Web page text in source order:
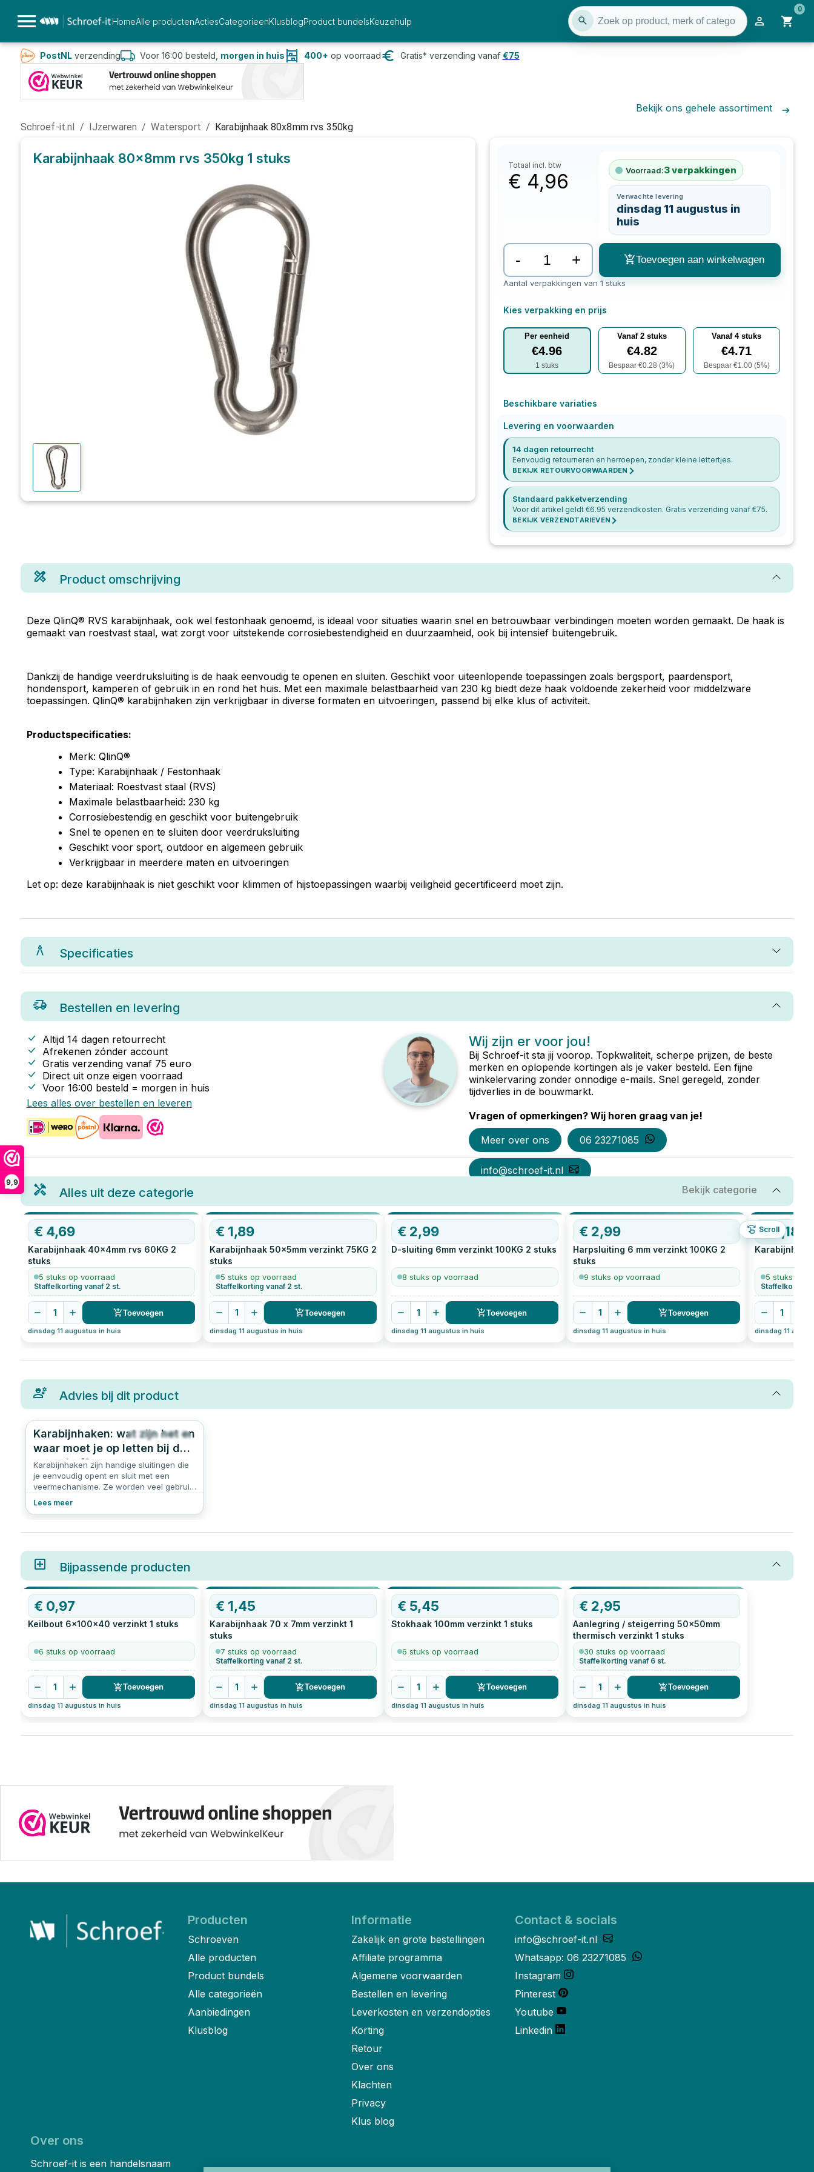
9,9
HomeAlle productenActiesCategorieenKlusblogProduct bundelsKeuzehulp
0
PostNLverzending Voor 16:00 besteld, morgen in huis 400+ op voorraad Gratis* verzending vanaf €75
Bekijk ons gehele assortiment
Schroef-it.nl / IJzerwaren / Watersport / Karabijnhaak 80x8mm rvs 350kg
Karabijnhaak 80x8mm rvs 350kg 1 stuks Totaal incl. btw
€ 4,96 Voorraad:3verpakkingen
Verwachte levering
dinsdag 11 augustus in
huis
- + Toevoegen aan winkelwagen
Aantal verpakkingen van 1 stuks
Kies verpakking en prijs
Per eenheid
€4.96
1 stuks
Vanaf 2stuks
€4.82
Bespaar €0.28 (3%)
Vanaf4stuks
€4.71
Bespaar €1.00(5%)
Beschikbare variaties
Levering en voorwaarden
14 dagen retourrecht
Eenvoudig retourneren en herroepen, zonder kleine lettertjes.
BEKIJK RETOURVOORWAARDEN
Standaard pakketverzending
Voor dit artikel geldt €6.95 verzendkosten. Gratis verzending vanaf €75.
BEKIJK VERZENDTARIEVEN
Product omschrijving
Deze QlinQ® RVS karabijnhaak, ook wel festonhaak genoemd, is ideaal voor situaties waarin snel en betrouwbaar verbindingen moeten worden gemaakt. De haak is
gemaakt van roestvast staal, wat zorgt voor uitstekende corrosiebestendigheid en duurzaamheid, ook bij intensief buitengebruik.
Dankzij de handige veerdruksluiting is de haak eenvoudig te openen en sluiten. Geschikt voor uiteenlopende toepassingen zoals bergsport, paardensport,
hondensport, kamperen of gebruik in en rond het huis. Met een maximale belastbaarheid van 230 kg biedt deze haak voldoende zekerheid voor middelzware
toepassingen. QlinQ® karabijnhaken zijn verkrijgbaar in diverse formaten en uitvoeringen, passend bij elke klus of activiteit.
Productspecificaties:
Merk: QlinQ®
Type: Karabijnhaak / Festonhaak
Materiaal: Roestvast staal (RVS)
Maximale belastbaarheid: 230 kg
Corrosiebestendig en geschikt voor buitengebruik
Snel te openen en te sluiten door veerdruksluiting
Geschikt voor sport, outdoor en algemeen gebruik
Verkrijgbaar in meerdere maten en uitvoeringen
Let op: deze karabijnhaak is niet geschikt voor klimmen of hijstoepassingen waarbij veiligheid gecertificeerd moet zijn.
Specificaties
Bestellen en levering
Altijd 14 dagen retourrecht
Afrekenen zónder account
Gratis verzending vanaf 75 euro
Direct uit onze eigen voorraad
Voor 16:00 besteld = morgen in huis
Lees alles over bestellen en leveren
Wij zijn er voor jou!
Bij Schroef-it sta jij voorop. Topkwaliteit, scherpe prijzen, de beste
merken en oplopende kortingen als je vaker besteld. Een fijne
winkelervaring zonder onnodige e-mails. Snel geregeld, zonder
tijdverlies in de bouwmarkt.
Vragen of opmerkingen? Wij horen graag van je!
Meer over ons
06 23271085
info@schroef-it.nl
Alles uit deze categorie Bekijk categorie
Scroll
€ 4,69
Karabijnhaak 40x4mm rvs 60KG 2
stuks
5 stuks op voorraad
Staffelkorting vanaf 2 st.
1 Toevoegen
dinsdag 11 augustus in huis
€ 1,89
Karabijnhaak 50x5mm verzinkt 75KG 2
stuks
5 stuks op voorraad
Staffelkorting vanaf 2 st.
1 Toevoegen
dinsdag 11 augustus in huis
€ 2,99
D-sluiting 6mm verzinkt 100KG 2 stuks
8 stuks op voorraad
1 Toevoegen
dinsdag 11 augustus in huis
€ 2,99
Harpsluiting 6 mm verzinkt 100KG 2
stuks
9 stuks op voorraad
1 Toevoegen
dinsdag 11 augustus in huis
€3,18
5 stuks op
Staffelkorting
1
dinsdag 11
Advies bij dit product
467 4.8
Karabijnhaken: wat zijn het en
waar moet je op letten bij de
aanschaf?
Karabijnhaken zijn handige sluitingen die
je eenvoudig opent en sluit met een
veermechanisme. Ze worden veel gebruikt
van voorwerpen. Of je nu werkt aan een
veilig wilt vastmaken aan een ketting: een
leggen we uit wat een karabijnhaak is,
welke soorten er zijn, en waar je op moet
letten bij het kopen van een karabijnhaak.
Lees meer
Bijpassende producten
€ 0,97
Keilbout 6x100x40 verzinkt 1 stuks
6 stuks op voorraad
1 Toevoegen
dinsdag 11 augustus in huis
€ 1,45
Karabijnhaak 70 x 7mm verzinkt 1
stuks
7 stuks op voorraad
Staffelkorting vanaf 2 st.
1 Toevoegen
dinsdag 11 augustus in huis
€ 5,45
Stokhaak 100mm verzinkt 1 stuks
6 stuks op voorraad
1 Toevoegen
dinsdag 11 augustus in huis
€ 2,95
Aanlegring / steigerring 50x50mm
thermisch verzinkt 1 stuks
30 stuks op voorraad
Staffelkorting vanaf 6 st.
1 Toevoegen
dinsdag 11 augustus in huis
Producten
Schroeven
Alle producten
Product bundels
Alle categorieën
Aanbiedingen
Klusblog
Informatie
Zakelijk en grote bestellingen
Affiliate programma
Algemene voorwaarden
Bestellen en levering
Leverkosten en verzendopties
Korting
Retour
Over ons
Klachten
Privacy
Klus blog
Contact & socials
info@schroef-it.nl
Whatsapp: 06 23271085
Instagram
Pinterest
Youtube
Linkedin
Over ons
Schroef-it is een handelsnaam